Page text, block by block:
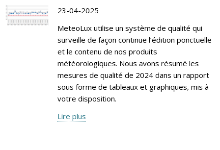
23-04-2025
MeteoLux utilise un système de qualité qui
surveille de façon continue l’édition ponctuelle
et le contenu de nos produits
météorologiques. Nous avons résumé les
mesures de qualité de 2024 dans un rapport
sous forme de tableaux et graphiques, mis à
votre disposition.
Lire plus